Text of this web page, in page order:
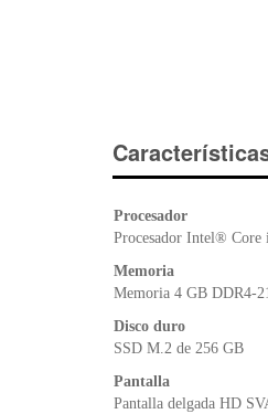
Procesador
Procesador Intel® Core
Memoria
Memoria 4 GB DDR4-
Disco duro
SSD M.2 de 256 GB
Pantalla
Pantalla delgada HD